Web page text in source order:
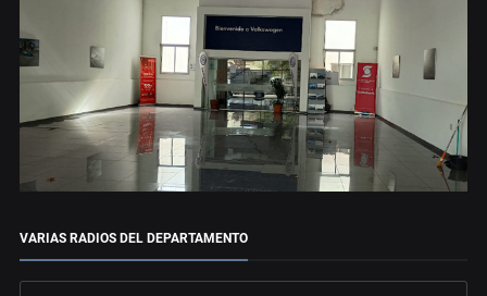
VARIAS RADIOS DEL DEPARTAMENTO